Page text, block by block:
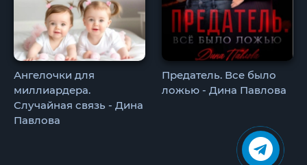
Ангелочки для
миллиардера.
Случайная связь - Дина
Павлова
Предатель. Все было
ложью - Дина Павлова